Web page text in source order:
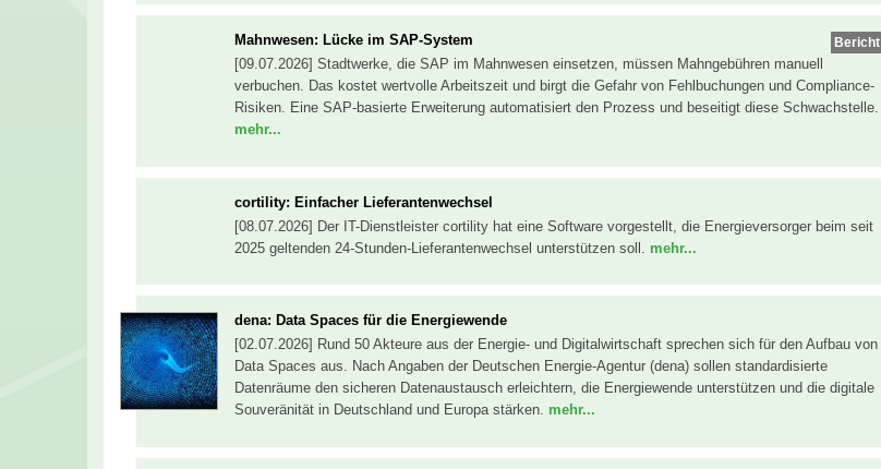
Bericht
Mahnwesen: Lücke im SAP-System
[09.07.2026] Stadtwerke, die SAP im Mahnwesen einsetzen, müssen Mahngebühren manuell
verbuchen. Das kostet wertvolle Arbeitszeit und birgt die Gefahr von Fehlbuchungen und Compliance-
Risiken. Eine SAP-basierte Erweiterung automatisiert den Prozess und beseitigt diese Schwachstelle.
mehr...
cortility: Einfacher Lieferantenwechsel
[08.07.2026] Der IT-Dienstleister cortility hat eine Software vorgestellt, die Energieversorger beim seit
2025 geltenden 24-Stunden-Lieferantenwechsel unterstützen soll. mehr...
dena: Data Spaces für die Energiewende
[02.07.2026] Rund 50 Akteure aus der Energie- und Digitalwirtschaft sprechen sich für den Aufbau von
Data Spaces aus. Nach Angaben der Deutschen Energie-Agentur (dena) sollen standardisierte
Datenräume den sicheren Datenaustausch erleichtern, die Energiewende unterstützen und die digitale
Souveränität in Deutschland und Europa stärken. mehr...